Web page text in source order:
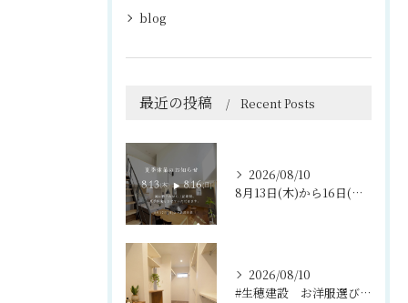
blog
最近の投稿 Recent Posts
2026/08/10
8月13日(木)から16日(日)まで、夏期休暇をいただきます...
2026/08/10
#生穂建設 お洋服選びが楽しくなる、充実のウォークインクロー...